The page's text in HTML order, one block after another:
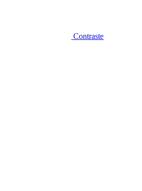
Contraste